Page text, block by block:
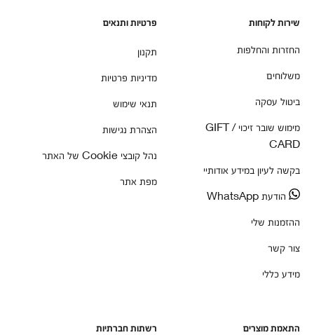
שירות לקוחות
החזרות והחלפות
משלוחים
ביטול עסקה
מימוש שובר זיכוי / GIFT
CARD
בקשה לעיון במידע אודותיי
הודעת WhatsApp
ההזמנות שלי
צור קשר
מידע כללי
פרטיות ותנאים
תקנון
מדיניות פרטיות
תנאי שימוש
הצהרת נגישות
נהל קובצי Cookie של האתר
מפת אתר
התאמת מוצרים רשתות חברתיות